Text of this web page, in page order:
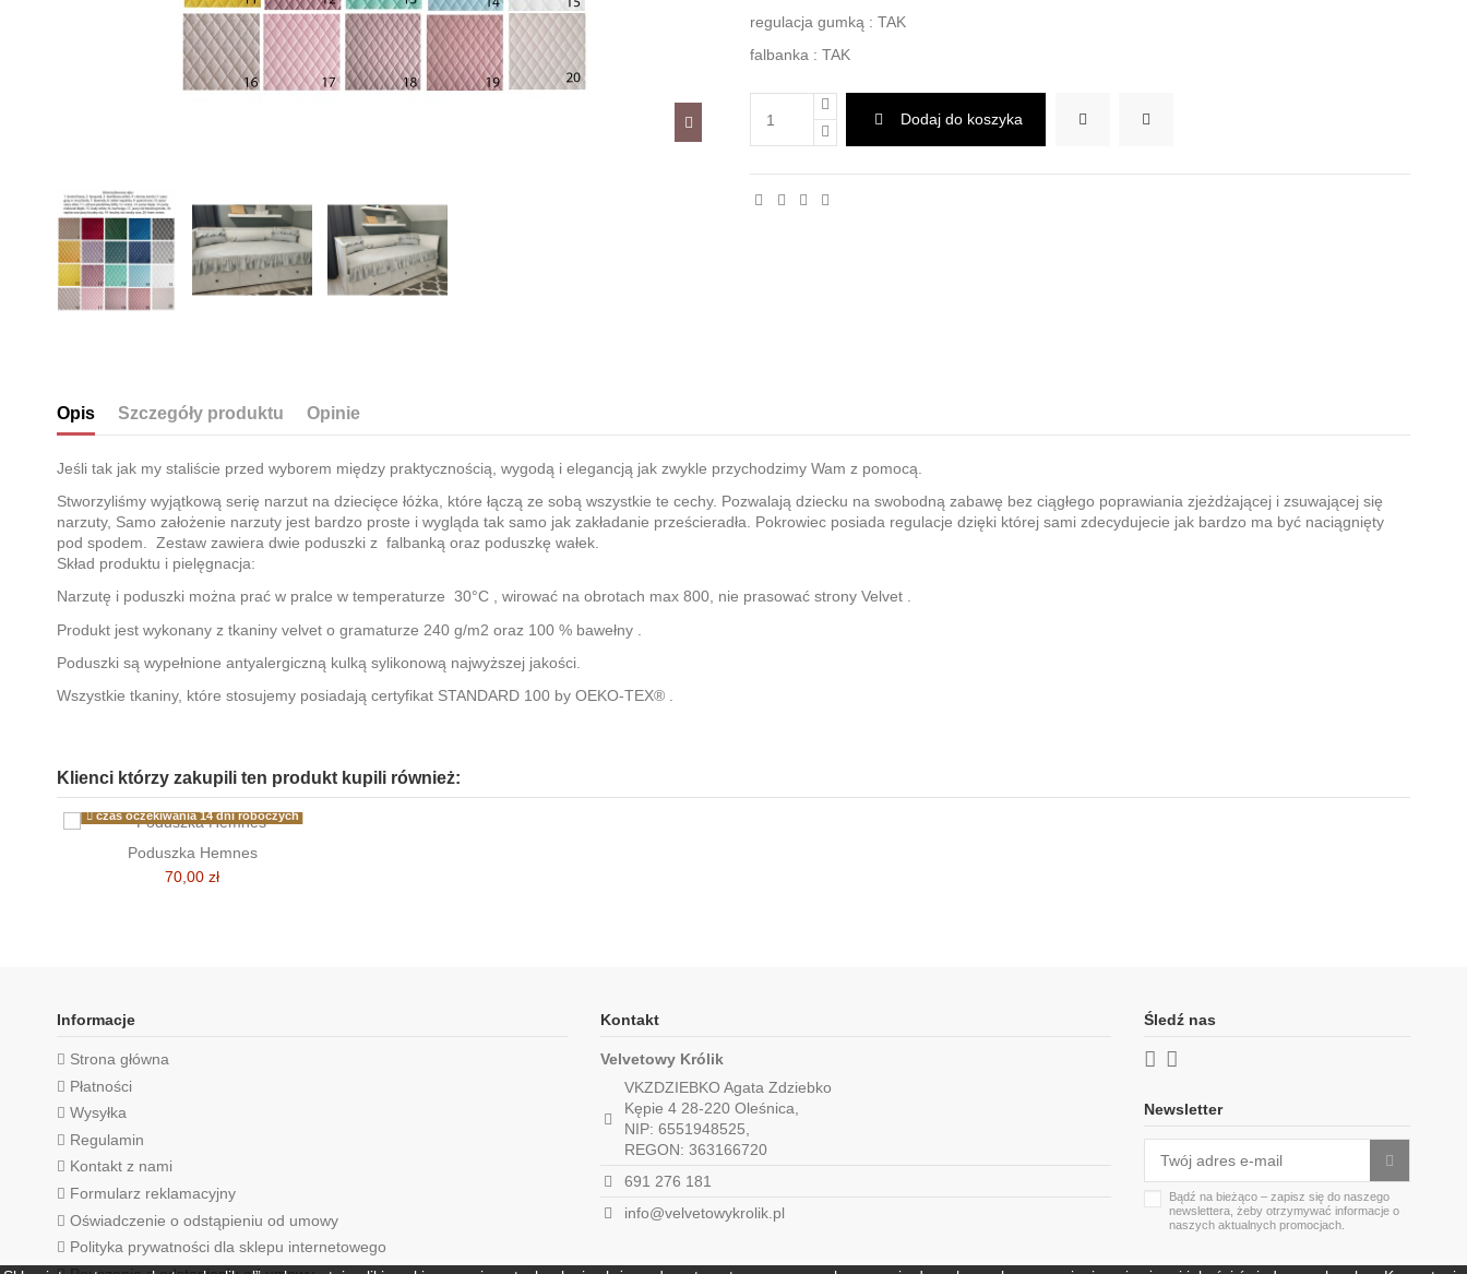
regulacja gumką : TAK
falbanka : TAK
Dodaj do koszyka
Opis Szczegóły produktu Opinie
Jeśli tak jak my staliście przed wyborem między praktycznością, wygodą i elegancją jak zwykle przychodzimy Wam z pomocą.
Stworzyliśmy wyjątkową serię narzut na dziecięce łóżka, które łączą ze sobą wszystkie te cechy. Pozwalają dziecku na swobodną zabawę bez ciągłego poprawiania zjeżdżającej i zsuwającej się
narzuty, Samo założenie narzuty jest bardzo proste i wygląda tak samo jak zakładanie prześcieradła. Pokrowiec posiada regulacje dzięki której sami zdecydujecie jak bardzo ma być naciągnięty
pod spodem. Zestaw zawiera dwie poduszki z falbanką oraz poduszkę wałek.
Skład produktu i pielęgnacja:
Narzutę i poduszki można prać w pralce w temperaturze 30°C , wirować na obrotach max 800, nie prasować strony Velvet .
Produkt jest wykonany z tkaniny velvet o gramaturze 240 g/m2 oraz 100 % bawełny .
Poduszki są wypełnione antyalergiczną kulką sylikonową najwyższej jakości.
Wszystkie tkaniny, które stosujemy posiadają certyfikat STANDARD 100 by OEKO-TEX® .
Klienci którzy zakupili ten produkt kupili również:
czas oczekiwania 14 dni roboczych
Poduszka Hemnes
70,00 zł
Informacje
Strona główna
Płatności
Wysyłka
Regulamin
Kontakt z nami
Formularz reklamacyjny
Oświadczenie o odstąpieniu od umowy
Polityka prywatności dla sklepu internetowego
Kontakt
Velvetowy Królik
VKZDZIEBKO Agata Zdziebko
Kępie 4 28-220 Oleśnica,
NIP: 6551948525,
REGON: 363166720
691 276 181
info@velvetowykrolik.pl
Śledź nas
Newsletter
Bądź na bieżąco – zapisz się do naszego
newslettera, żeby otrzymywać informacje o
naszych aktualnych promocjach.